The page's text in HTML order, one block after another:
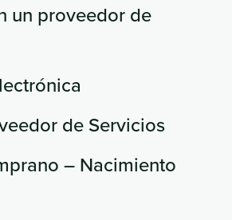
un proveedor de
de Servicios
– Nacimiento